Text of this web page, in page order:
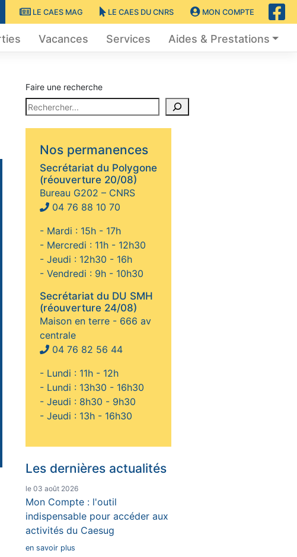
LE CAES MAG LE CAES DU CNRS MON COMPTE
Vacances Services Aides & Prestations
Faire une recherche
Nos permanences
Secrétariat du Polygone
(réouverture 20/08)
Bureau G202 – CNRS
04 76 88 10 70
- Mardi : 15h - 17h
- Mercredi : 11h - 12h30
- Jeudi : 12h30 - 16h
- Vendredi : 9h - 10h30
Secrétariat du DU SMH
(réouverture 24/08)
Maison en terre - 666 av
centrale
04 76 82 56 44
- Lundi : 11h - 12h
- Lundi : 13h30 - 16h30
- Jeudi : 8h30 - 9h30
- Jeudi : 13h - 16h30
Les dernières actualités
le 03 août 2026
Mon Compte : l'outil
indispensable pour accéder aux
activités du Caesug
en savoir plus